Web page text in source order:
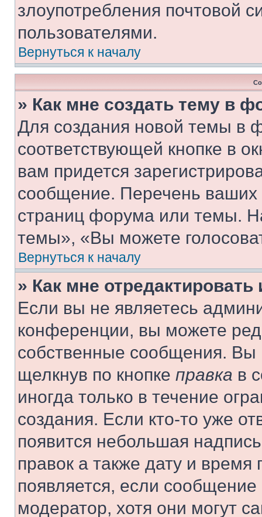
злоупотребления почтовой
пользователями.
Вернуться к началу
» Как мне создать тему в
Для создания новой темы в
соответствующей кнопке в
вам придется
сообщение. Перечень ваших
страниц форума или темы.
темы», «Вы можете
Вернуться к началу
» Как мне
Если вы не являетесь
конференции, вы можете
собственные сообщения. Вы
щелкнув по кнопке правка в
иногда только в течение
создания. Если кто-то уже
появится небольшая
правок а также дату и
появляется, если
модератор, хотя они могут